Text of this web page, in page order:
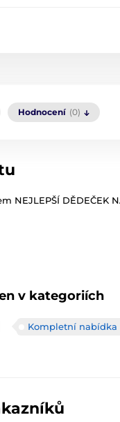
Hodnocení (0)
NEJLEPŠÍ DĚDEČEK
v kategoriích
Kompletní nabídka